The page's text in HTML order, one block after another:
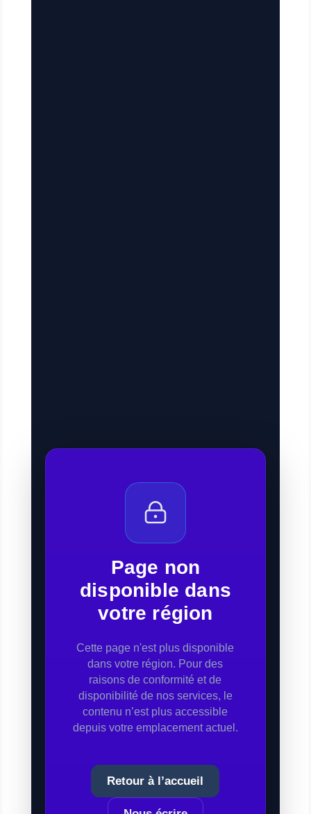
Page non
disponible dans
votre région
Cette page n'est plus disponible
dans votre région. Pour des
raisons de conformité et de
disponibilité de nos services, le
contenu n’est plus accessible
depuis votre emplacement actuel.
Retour à l’accueil